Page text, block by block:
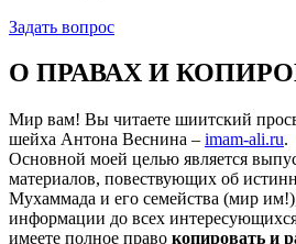
Задать вопрос
О ПРАВАХ И
Мир вам! Вы читаете шиитский
шейха Антона Веснина – imam-ali.ru.
Основной моей целью является
материалов, повествующих об
Мухаммада и его семейства (мир
информации до всех
имеете полное право копировать и